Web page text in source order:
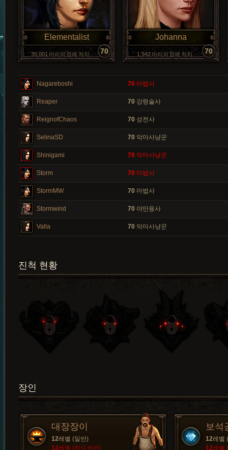
Elementalist
35,001 마리의 정예 처치 70
Johanna
1,942 마리의 정예 처치 70
Nagareboshi 70 마법사
Reaper 70 강령술사
ReignofChaos 70 성전사
SelinaSD 70 악마사냥꾼
Shinigami 70 악마사냥꾼
Storm 70 마법사
StormMW 70 마법사
Stormwind 70 야만용사
Valla 70 악마사냥꾼
진척 현황
장인
대장장이
12레벨 (일반)
12레벨 (하드코어)
보석
12레벨
12레벨